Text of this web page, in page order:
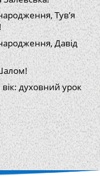
Тув’я
Давід
духовний урок